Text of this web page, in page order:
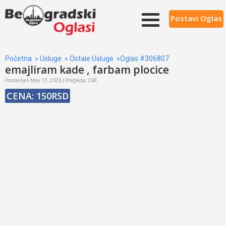
Postavi Oglas
Početna » Usluge » Ostale Usluge »Oglas #306807
emajliram kade , farbam plocice
Postavljen May 13, 2026 | Pregleda: 268
CENA: 150RSD